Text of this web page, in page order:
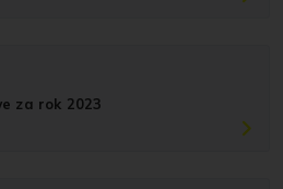
za rok 2023